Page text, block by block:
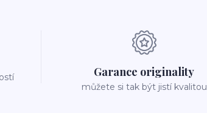
Garance originality
můžete si tak být jistí kvalitou